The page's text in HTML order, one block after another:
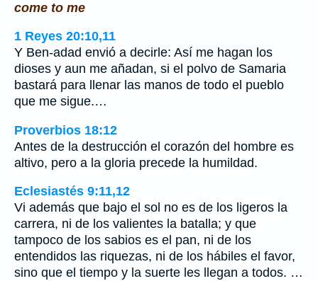
come to me
1 Reyes 20:10,11
Y Ben-adad envió a decirle: Así me hagan los
dioses y aun me añadan, si el polvo de Samaria
bastará para llenar las manos de todo el pueblo
que me sigue.…
Proverbios 18:12
Antes de la destrucción el corazón del hombre es
altivo, pero a la gloria precede la humildad.
Eclesiastés 9:11,12
Vi además que bajo el sol no es de los ligeros la
carrera, ni de los valientes la batalla; y que
tampoco de los sabios es el pan, ni de los
entendidos las riquezas, ni de los hábiles el favor,
sino que el tiempo y la suerte les llegan a todos. …